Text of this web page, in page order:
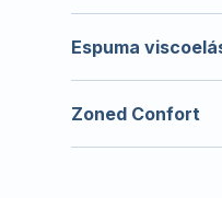
Espuma
Zoned Confort